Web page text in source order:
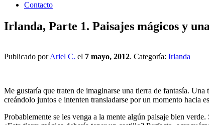
Contacto
Irlanda, Parte 1. Paisajes mágicos y
Publicado porAriel C. el 7 mayo, 2012. Categoría: Irlanda
Me gustaría que traten de imaginarse una tierra de fantasía.
creándolo juntos e intenten transladarse por un momento hacia
Probablemente se les venga a la mente algún paisaje bien